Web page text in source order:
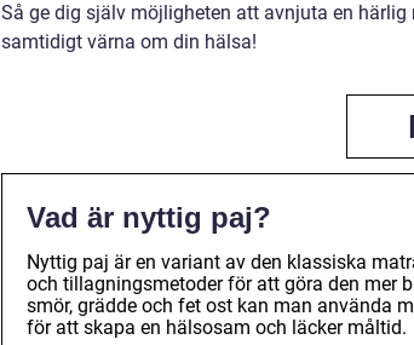
Så ge dig själv möjligheten att avnjuta en
samtidigt värna om din hälsa!
Vad är nyttig paj?
Nyttig paj är en variant av den klassiska
och tillagningsmetoder för att göra den mer
smör, grädde och fet ost kan man använda
för att skapa en hälsosam och läcker måltid.